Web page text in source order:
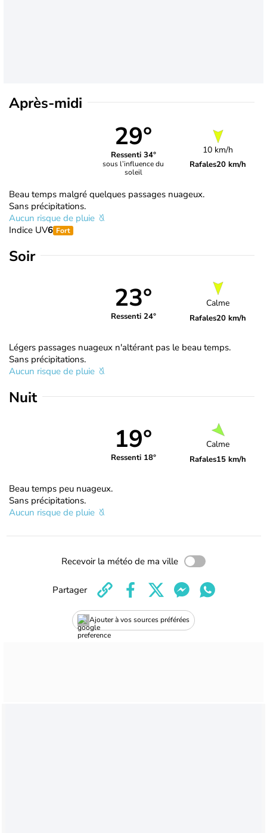
Après-midi
29°
Ressenti 34°
sous l’influence du
soleil
10 km/h
Rafales20 km/h
Beau temps malgré quelques passages nuageux.
Sans précipitations.
Aucun risque de pluie
Indice UV6 Fort
Soir
23°
Ressenti 24°
Calme
Rafales20 km/h
Légers passages nuageux n'altérant pas le beau temps.
Sans précipitations.
Aucun risque de pluie
Nuit
19°
Ressenti 18°
Calme
Rafales15 km/h
Beau temps peu nuageux.
Sans précipitations.
Aucun risque de pluie
Recevoir la météo de ma ville
Ajouter à vos sources préférées
Partager